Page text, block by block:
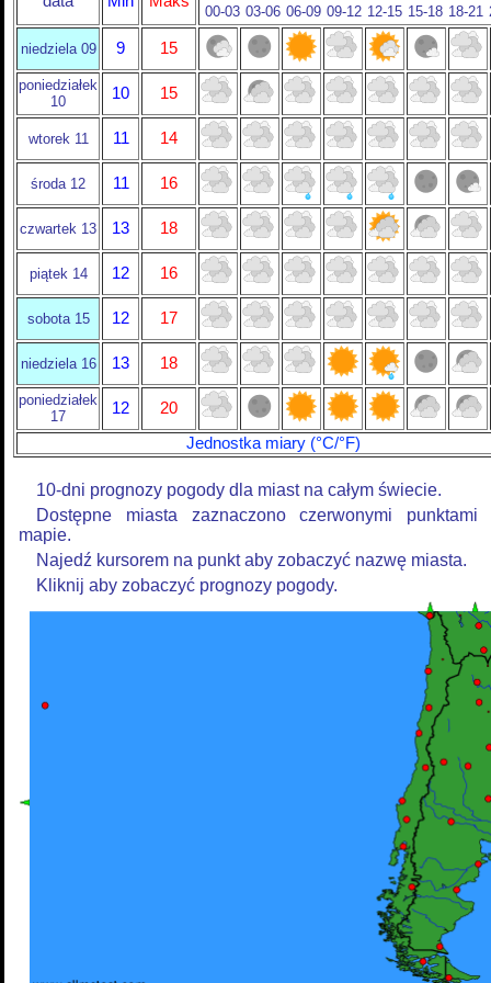
00-03 03-06 06-09 09-12 12-15 15-18 18-21
niedziela 09 9 15
poniedziałek
10
10 15
wtorek 11 11 14
środa 12 11 16
czwartek 13 13 18
piątek 14 12 16
sobota 15 12 17
niedziela 16 13 18
poniedziałek
17
12
20
Jednostka miary (°C/°F)
10-dni prognozy pogody dla miast na całym świecie.
Dostępne miasta zaznaczono czerwonymi punktami
mapie.
Najedź kursorem na punkt aby zobaczyć nazwę miasta.
Kliknij aby zobaczyć prognozy pogody.